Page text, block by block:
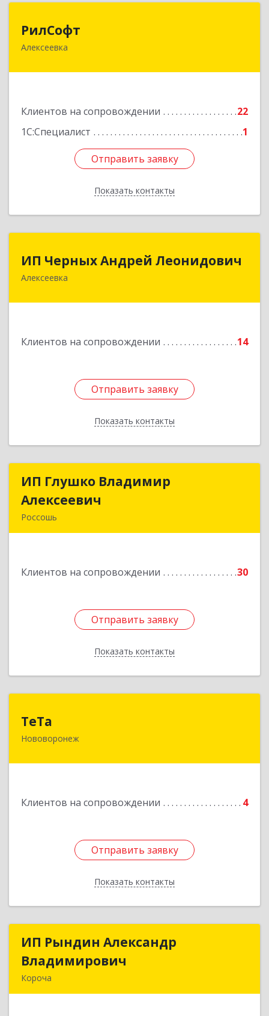
РилСофт
Алексеевка
Клиентов на сопровождении
22
1С:Специалист
1
Отправить заявку
Показать контакты
309850, Белгородская обл, Алексеевский р-н,
Отправить заявку
Назад
ИП Черных Андрей Леонидович
Алексеевка
Клиентов на сопровождении 14
Отправить заявку
Показать контакты
ИП Черных Андрей Леонидович
309850, Белгородская обл, Алексеевский р-н,
Отправить заявку
Назад
ИП Глушко Владимир
Алексеевич
Россошь
Клиентов на сопровождении 30
Отправить заявку
Показать контакты
ИП Глушко Владимир
Подробнее
Отправить заявку
Назад
ТеТа
Нововоронеж
Клиентов на сопровождении 4
Отправить заявку
Показать контакты
396 073, Нововоронеж г, а/я, дом № 30
Отправить заявку
Назад
ИП Рындин Александр
Владимирович
Короча
ИП Рындин Александр